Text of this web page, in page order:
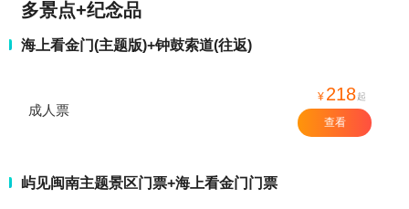
多景点+纪念品
海上看金门(主题版)+钟鼓索道(往返)
成人票
¥ 218起
查看
屿见闽南主题景区门票+海上看金门门票